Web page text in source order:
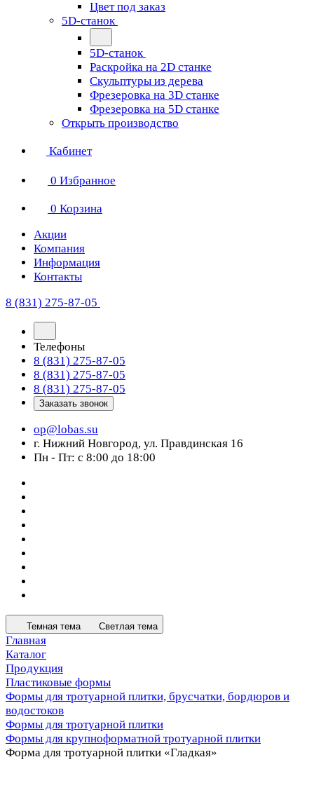
Цвет под заказ
5D-станок
5D-станок
Раскройка на 2D станке
Скульптуры из дерева
Фрезеровка на 3D станке
Фрезеровка на 5D станке
Открыть производство
Кабинет
0 Избранное
0 Корзина
Акции
Компания
Информация
Контакты
8 (831) 275-87-05
Телефоны
8 (831) 275-87-05
8 (831) 275-87-05
8 (831) 275-87-05
Заказать звонок
op@lobas.su
г. Нижний Новгород, ул. Правдинская 16
Пн - Пт: с 8:00 до 18:00
Темная тема Светлая тема
Главная
Каталог
Продукция
Пластиковые формы
Формы для тротуарной плитки, брусчатки, бордюров и
водостоков
Формы для тротуарной плитки
Формы для крупноформатной тротуарной плитки
Форма для тротуарной плитки «Гладкая»